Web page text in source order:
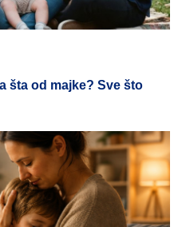
šta od majke? Sve što